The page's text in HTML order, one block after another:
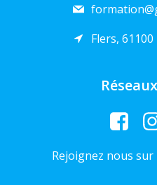
Flers, 61100
Rejoignez nous